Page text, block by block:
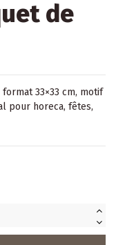
de
33×33 cm, motif
pour horeca, fêtes,